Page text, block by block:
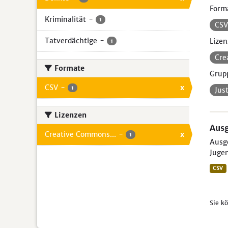
Kriminalität - 1
Tatverdächtige - 1
Formate
CSV - 1 x
Lizenzen
Creative Commons... - 1 x
CSV
CSV
Sie